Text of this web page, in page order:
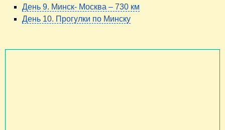
День 9. Минск- Москва – 730 км
День 10. Прогулки по Минску